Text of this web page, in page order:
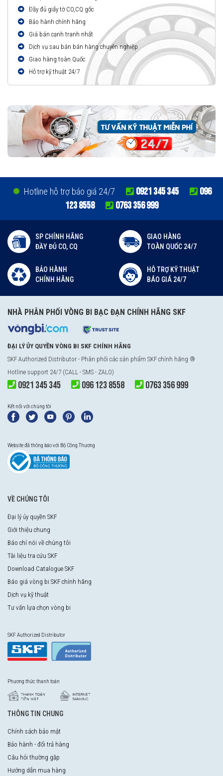
Đầy đủ giấy tờ CO,CQ gốc
Bảo hành chính hãng
Giá bán cạnh tranh nhất
Dịch vụ sau bán bán hàng chuyên nghiệp
Giao hàng toàn Quốc
Hỗ trợ kỹ thuật 24/7
Hotline hỗ trợ báo giá 24/7 0921 345 345
096
123 8558
0763 356 999
SP CHÍNH HÃNG
ĐẦY ĐỦ CO, CQ
GIAO HÀNG
TOÀN QUỐC 24/7
BẢO HÀNH
CHÍNH HÃNG
HỖ TRỢ KỸ THUẬT
BÁO GIÁ 24/7
NHÀ PHÂN PHỐI VÒNG BI BẠC ĐẠN CHÍNH HÃNG SKF
ĐẠI LÝ ỦY QUYỀN VÒNG BI SKF CHÍNH HÃNG
SKF Authorized Distributor - Phân phối các sản phẩm SKF chính hãng ®
Hotline support 24/7 (CALL - SMS - ZALO)
0921 345 345 096 123 8558 0763 356 999
Kết nối với chúng tôi
Website đã thông báo với Bộ Công Thương
VỀ CHÚNG TÔI
Đại lý ủy quyền SKF
Giới thiệu chung
Báo chí nói về chúng tôi
Tài liệu tra cứu SKF
Download Catalogue SKF
Báo giá vòng bi SKF chính hãng
Dịch vụ kỹ thuật
Tư vấn lựa chọn vòng bi
SKF Authorized Distributor
Phương thức thanh toán
THÔNG TIN CHUNG
Chính sách bảo mật
Bảo hành - đổi trả hàng
Câu hỏi thường gặp
Hướng dẫn mua hàng